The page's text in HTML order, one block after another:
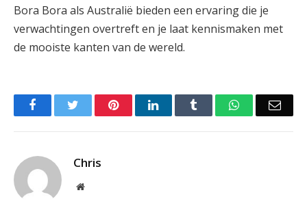
Bora Bora als Australië bieden een ervaring die je
verwachtingen overtreft en je laat kennismaken met
de mooiste kanten van de wereld.
FacebookTwitter PinterestLinkedIn Tumblr WhatsApp
Chris
Website